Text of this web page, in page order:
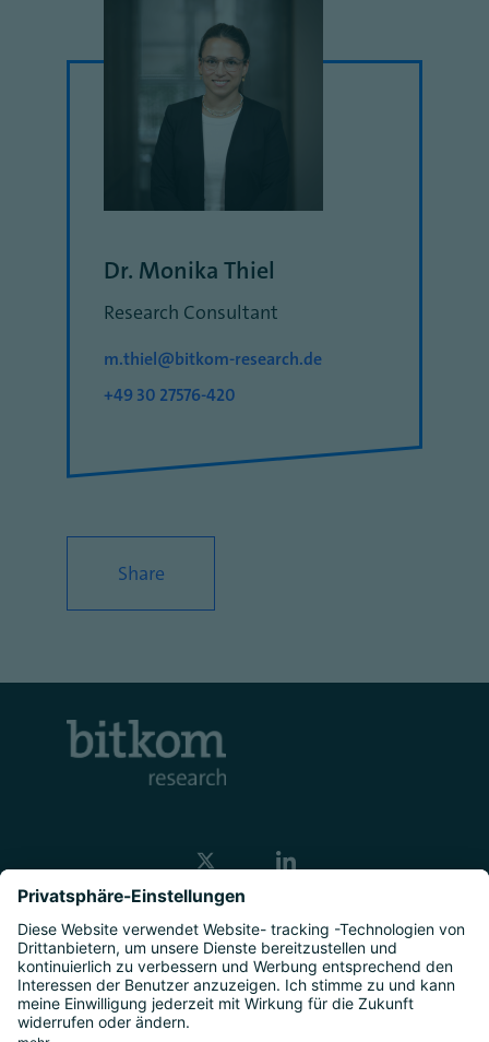
Dr. Monika Thiel
Research Consultant
m.thiel@bitkom-research.de
+49 30 27576-420
Share
Kontakt
Unternehmen